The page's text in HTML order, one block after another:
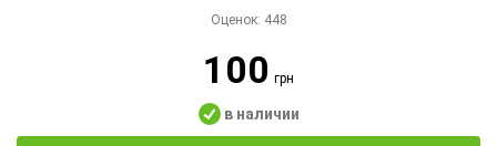
Оценок: 448
100грн
в наличии